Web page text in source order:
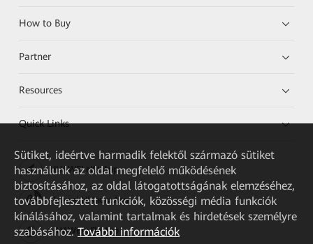
How to Buy
Partner
Resources
Quick Links
HUAWEI eKit App
Huawei HiKnow App
HUAWEI eFly App
Sütiket, ideértve harmadik felektől származó sütiket
használunk az oldal megfelelő működésének
biztosításához, az oldal látogatottságának elemzéséhez,
továbbfejlesztett funkciók, közösségi média funkciók
kínálásához, valamint tartalmak és hirdetések személyre
szabásához. További információk